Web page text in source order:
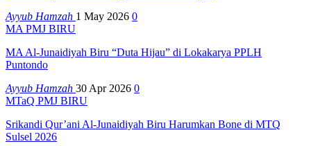
Ayyub Hamzah 1 May 2026 0
MA PMJ BIRU
MA Al-Junaidiyah Biru “Duta Hijau” di Lokakarya PPLH
Puntondo
Ayyub Hamzah 30 Apr 2026 0
MTaQ PMJ BIRU
Srikandi Qur’ani Al-Junaidiyah Biru Harumkan Bone di MTQ
Sulsel 2026